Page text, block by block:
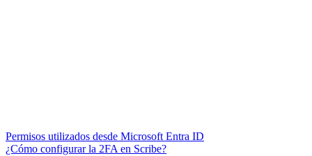
Permisos utilizados desde Microsoft Entra ID
¿Cómo configurar la 2FA en Scribe?